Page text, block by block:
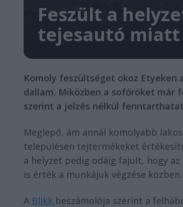
Feszült a
tejesautó miatt
Komoly feszültséget okoz
dallam. Miközben a sofőröket már
szerint a jelzés nélkül
Meglepő, ám annál komolyabb
településen tejtermékeket
a helyzet pedig odáig fajult, hogy
is érték a munkájuk végzése közben.
A Blikk beszámolója szerint a